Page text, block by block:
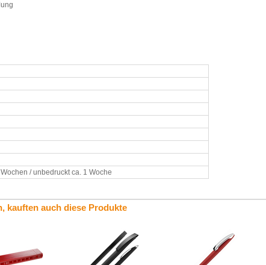
/ unbedruckt ca. 1 Woche
kauften auch diese Produkte